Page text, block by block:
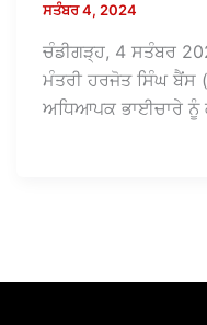
ਸਤੰਬਰ 4, 2024
ਚੰਡੀਗੜ੍ਹ, 4 ਸਤੰਬਰ
ਮੰਤਰੀ ਹਰਜੋਤ ਸਿੰਘ ਬੈਂਸ
ਅਧਿਆਪਕ ਭਾਈਚਾਰੇ ਨੂੰ